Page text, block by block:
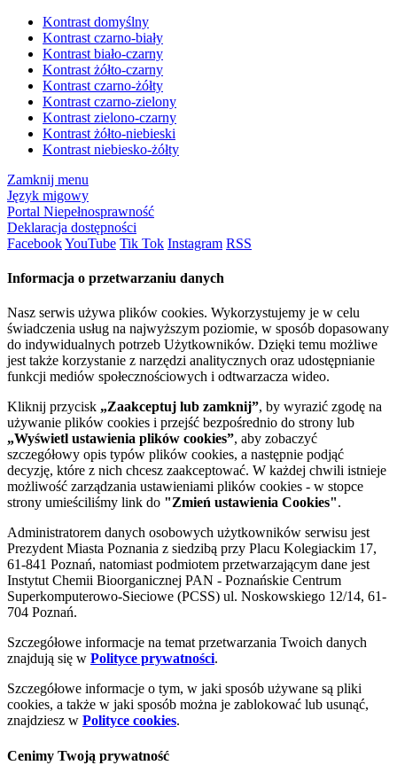
Kontrast domyślny
Kontrast czarno-biały
Kontrast biało-czarny
Kontrast żółto-czarny
Kontrast czarno-żółty
Kontrast czarno-zielony
Kontrast zielono-czarny
Kontrast żółto-niebieski
Kontrast niebiesko-żółty
Zamknij menu
Język migowy
Portal Niepełnosprawność
Deklaracja dostępności
FacebookYouTube Tik Tok Instagram RSS
Informacja o przetwarzaniu danych
Nasz serwis używa plików cookies. Wykorzystujemy je w celu
świadczenia usług na najwyższym poziomie, w sposób dopasowany
do indywidualnych potrzeb Użytkowników. Dzięki temu możliwe
jest także korzystanie z narzędzi analitycznych oraz udostępnianie
funkcji mediów społecznościowych i odtwarzacza wideo.
Kliknij przycisk „Zaakceptuj lub zamknij”, by wyrazić zgodę na
używanie plików cookies i przejść bezpośrednio do strony lub
„Wyświetl ustawienia plików cookies”, aby zobaczyć
szczegółowy opis typów plików cookies, a następnie podjąć
decyzję, które z nich chcesz zaakceptować. W każdej chwili istnieje
możliwość zarządzania ustawieniami plików cookies - w stopce
strony umieściliśmy link do "Zmień ustawienia Cookies".
Administratorem danych osobowych użytkowników serwisu jest
Prezydent Miasta Poznania z siedzibą przy Placu Kolegiackim 17,
61-841 Poznań, natomiast podmiotem przetwarzającym dane jest
Instytut Chemii Bioorganicznej PAN - Poznańskie Centrum
Superkomputerowo-Sieciowe (PCSS) ul. Noskowskiego 12/14, 61-
704 Poznań.
Szczegółowe informacje na temat przetwarzania Twoich danych
znajdują się w Polityce prywatności.
Szczegółowe informacje o tym, w jaki sposób używane są pliki
cookies, a także w jaki sposób można je zablokować lub usunąć,
znajdziesz w Polityce cookies.
Cenimy Twoją prywatność